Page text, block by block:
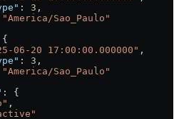
: 3 ,
"America/Sao_Paulo"
06-20 17:00:00.000000" ,
: 3 ,
"America/Sao_Paulo"
: {
,